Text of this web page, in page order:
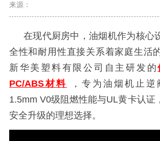
来源：
在现代厨房中，油烟机作为核心
全性和耐用性直接关系着家庭生活
新华美塑料有限公司自主研发的
PC/ABS材料
，专为油烟机止
1.5mm V0级阻燃性能与UL黄卡认证
安全升级的理想选择。